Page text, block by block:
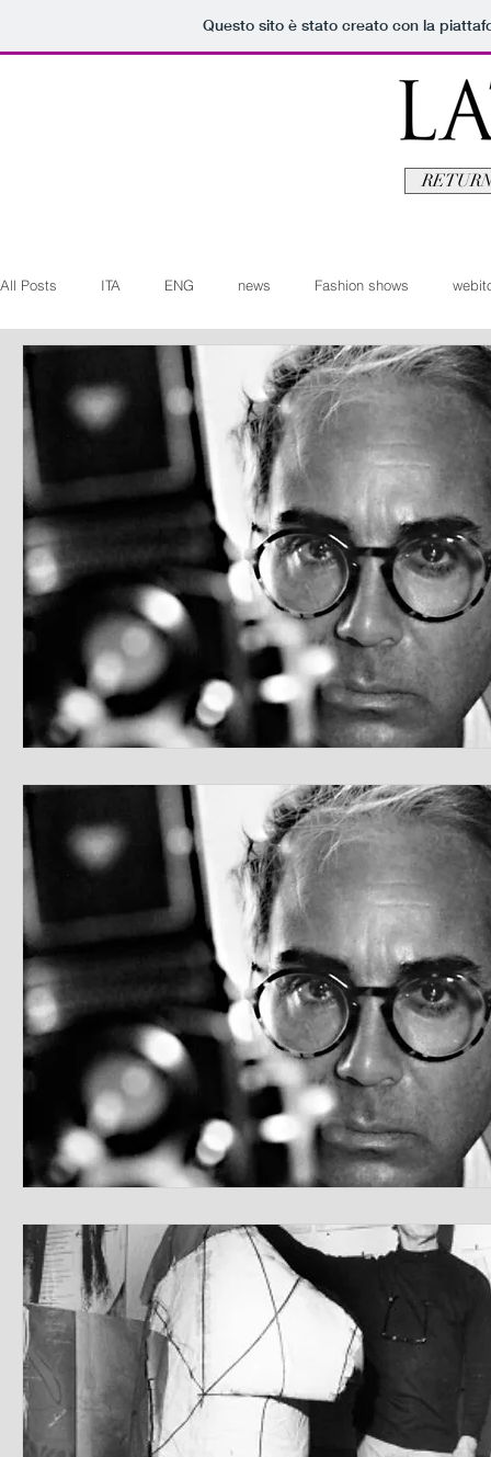
Questo sito è stato creato con la
All Posts ITA ENG news Fashion shows
Beauty latestman fashionvideo
Editoriali Webitorials Video